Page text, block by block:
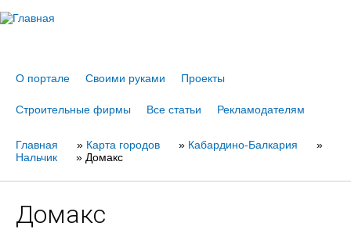
О портале Своими руками Проекты
Строительные фирмы Все статьи Рекламодателям
Вы
Главная » Карта городов » Кабардино-Балкария
»
Нальчик
» Домакс
Домакс